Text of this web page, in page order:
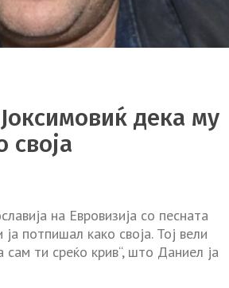
дека му
своја
на Евровизија со песната
потпишал како своја. Тој вели
ти среќо крив“, што Даниел ја